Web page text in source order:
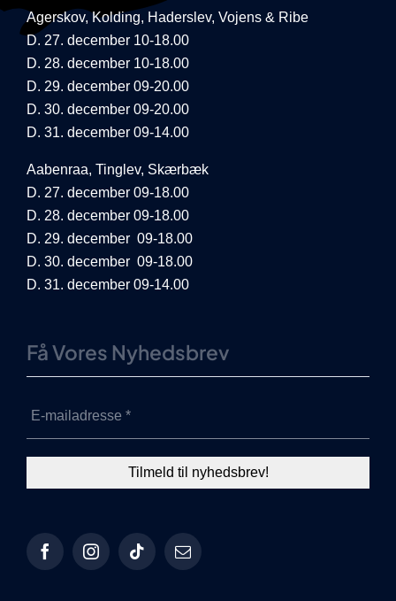
Agerskov, Kolding, Haderslev, Vojens & Ribe
D. 27. december 10-18.00
D. 28. december 10-18.00
D. 29. december 09-20.00
D. 30. december 09-20.00
D. 31. december 09-14.00
Aabenraa, Tinglev, Skærbæk
D. 27. december 09-18.00
D. 28. december 09-18.00
D. 29. december 09-18.00
D. 30. december 09-18.00
D. 31. december 09-14.00
Få Vores Nyhedsbrev